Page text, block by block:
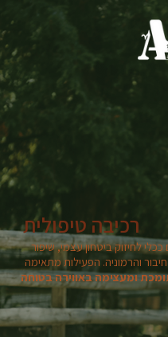
רכיבה טיפולית
לחיזוק ביטחון עצמי, שיפור
חיבור והרמוניה. הפעילות מתאימה
ומעצימה באווירה בטוחה